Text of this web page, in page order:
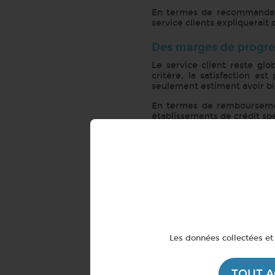
Les données collectées
En termes de
service clients expliquerait
Des marges de
Le service client reste
critère, la satisfaction est
seulement estiment avoir
En termes de
établissements de crédit
Pour l’information sur la
(1) Enquête de
partir d’un